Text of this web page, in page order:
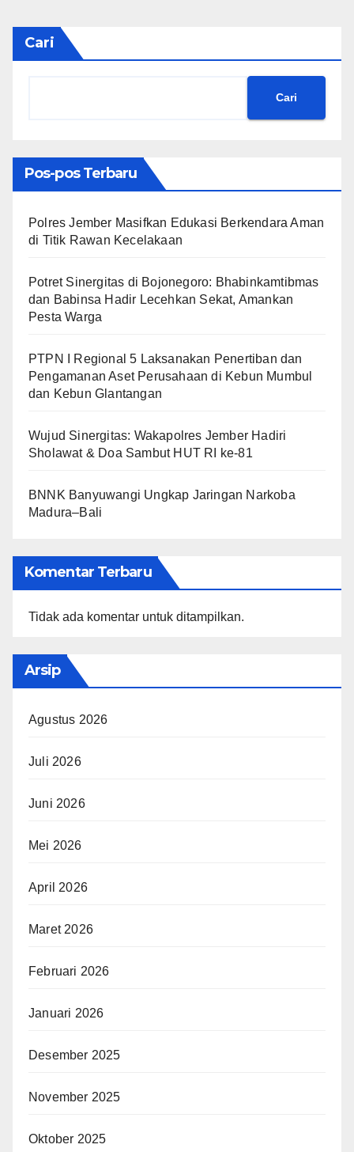
Cari
Cari
Pos-pos Terbaru
Polres Jember Masifkan Edukasi Berkendara Aman
di Titik Rawan Kecelakaan
​Potret Sinergitas di Bojonegoro: Bhabinkamtibmas
dan Babinsa Hadir Lecehkan Sekat, Amankan
Pesta Warga
PTPN I Regional 5 Laksanakan Penertiban dan
Pengamanan Aset Perusahaan di Kebun Mumbul
dan Kebun Glantangan
Wujud Sinergitas: Wakapolres Jember Hadiri
Sholawat & Doa Sambut HUT RI ke-81
BNNK Banyuwangi Ungkap Jaringan Narkoba
Madura–Bali
Komentar Terbaru
Tidak ada komentar untuk ditampilkan.
Arsip
Agustus 2026
Juli 2026
Juni 2026
Mei 2026
April 2026
Maret 2026
Februari 2026
Januari 2026
Desember 2025
November 2025
Oktober 2025